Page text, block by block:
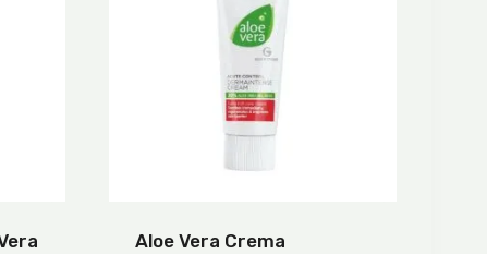
Aloe Vera Crema